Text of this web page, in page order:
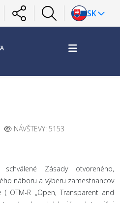
SK
NÁVŠTEVY: 5153
Zásady otvoreného,
náboru a výberu zamestnancov
OTM-R „Open, Transparent and